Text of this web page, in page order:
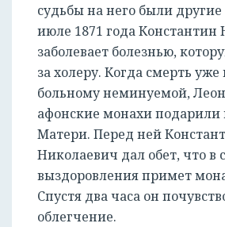
судьбы на него были
июле 1871 года Константин
заболевает болезнью,
за холеру. Когда смерть уже
больному неминуемой,
афонские монахи
Матери. Перед ней
Николаевич дал обет, что в
выздоровления примет
Спустя два часа он
облегчение.